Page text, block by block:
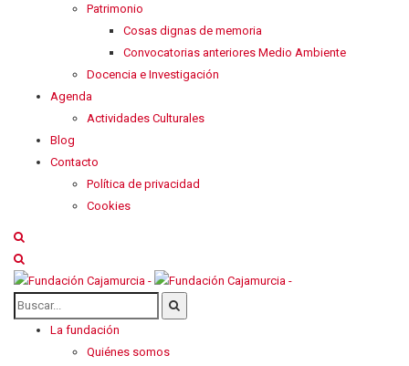
Patrimonio
Cosas dignas de memoria
Convocatorias anteriores Medio Ambiente
Docencia e Investigación
Agenda
Actividades Culturales
Blog
Contacto
Política de privacidad
Cookies
La fundación
Quiénes somos